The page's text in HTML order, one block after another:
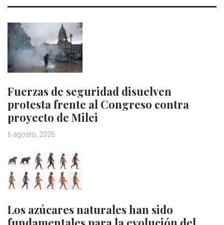
Fuerzas de seguridad disuelven
protesta frente al Congreso contra
proyecto de Milei
6 agosto, 2026
Los azúcares naturales han sido